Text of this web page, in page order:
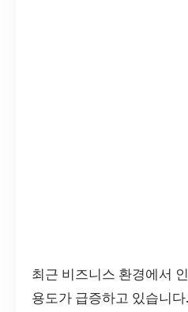
최근 비즈니스 환경에서
용도가 급증하고 있습니다